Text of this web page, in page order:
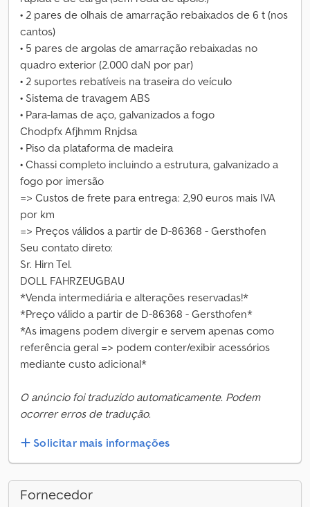
• 2 pares de olhais de amarração rebaixados de 6 t (nos
cantos)
• 5 pares de argolas de amarração rebaixadas no
quadro exterior (2.000 daN por par)
• 2 suportes rebatíveis na traseira do veículo
• Sistema de travagem ABS
• Para-lamas de aço, galvanizados a fogo
Chodpfx Afjhmm Rnjdsa
• Piso da plataforma de madeira
• Chassi completo incluindo a estrutura, galvanizado a
fogo por imersão
=> Custos de frete para entrega: 2,90 euros mais IVA
por km
=> Preços válidos a partir de D-86368 - Gersthofen
Seu contato direto:
Sr. Hirn Tel.
DOLL FAHRZEUGBAU
*Venda intermediária e alterações reservadas!*
*Preço válido a partir de D-86368 - Gersthofen*
*As imagens podem divergir e servem apenas como
referência geral => podem conter/exibir acessórios
mediante custo adicional*
O anúncio foi traduzido automaticamente. Podem
ocorrer erros de tradução.
Solicitar mais informações
Fornecedor